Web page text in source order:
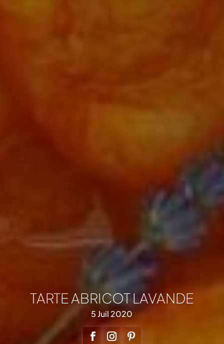
TARTE ABRICOT LAVANDE
5 Juil 2020